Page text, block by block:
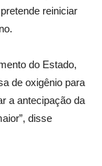
reiniciar
do Estado,
de oxigênio para
a antecipação da
disse